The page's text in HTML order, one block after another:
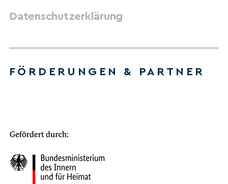
Datenschutzerklärung
FÖRDERUNGEN & PARTNER